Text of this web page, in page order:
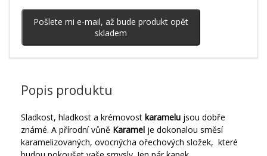
Pošlete mi e-mail, až bude produkt opět
skladem
Popis produktu
Sladkost, hladkost a krémovost karamelu jsou dobře
známé. A přírodní vůně Karamel je dokonalou směsí
karamelizovaných, ovocnýcha ořechových složek, které